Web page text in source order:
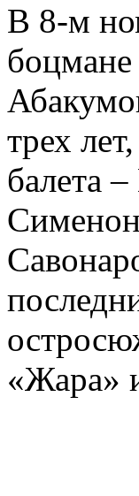
В 8-м
трех
балета
«Жара»